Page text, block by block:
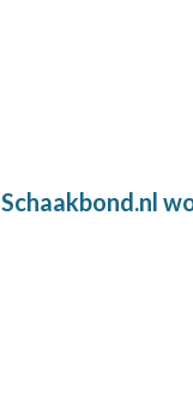
Schaakbond.nl